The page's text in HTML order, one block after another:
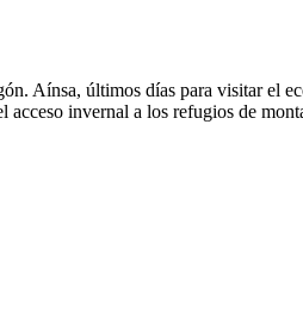
Aínsa, últimos días para visitar el
invernal a los refugios de